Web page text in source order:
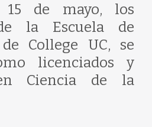
15 de mayo, los
la Escuela de
College UC, se
licenciados y
Ciencia de la